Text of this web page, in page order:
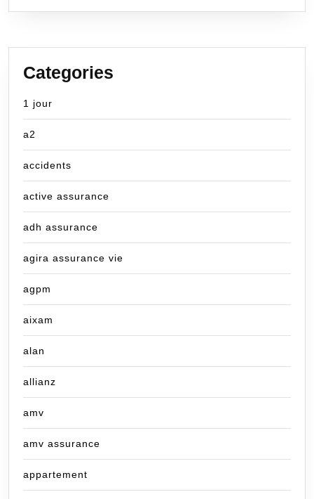
Categories
1 jour
a2
accidents
active assurance
adh assurance
agira assurance vie
agpm
aixam
alan
allianz
amv
amv assurance
appartement